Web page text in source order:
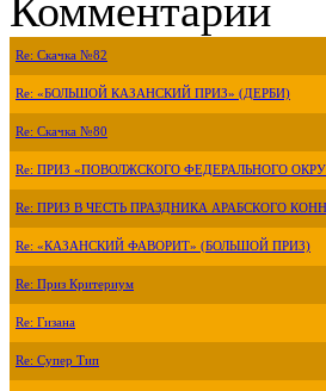
Комментарии
Re: Скачка №82
Re: «БОЛЬШОЙ КАЗАНСКИЙ ПРИЗ» (ДЕРБИ)
Re: Скачка №80
Re: ПРИЗ «ПОВОЛЖСКОГО ФЕДЕРАЛЬНОГО
Re: ПРИЗ В ЧЕСТЬ ПРАЗДНИКА АРАБСКОГО
Re: «КАЗАНСКИЙ ФАВОРИТ» (БОЛЬШОЙ ПРИЗ)
Re: Приз Критериум
Re: Гизана
Re: Супер Тип